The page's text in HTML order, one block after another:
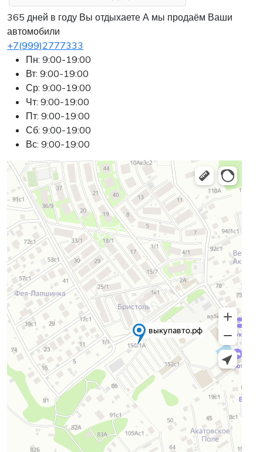
365 дней в году Вы отдыхаете А мы продаём Ваши
автомобили
+7(999)2777333
Пн: 9:00-19:00
Вт: 9:00-19:00
Ср: 9:00-19:00
Чт: 9:00-19:00
Пт: 9:00-19:00
Сб: 9:00-19:00
Вс: 9:00-19:00